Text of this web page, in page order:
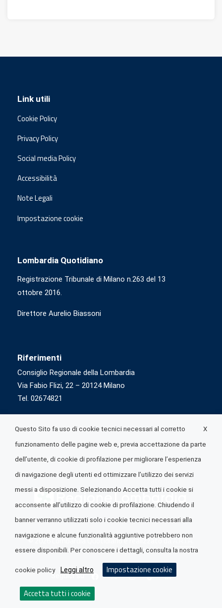
Link utili
Cookie Policy
Privacy Policy
Social media Policy
Accessibilità
Note Legali
Impostazione cookie
Lombardia Quotidiano
Registrazione Tribunale di Milano n.263 del 13
ottobre 2016.
Direttore Aurelio Biassoni
Riferimenti
Consiglio Regionale della Lombardia
Via Fabio Flizi, 22 – 20124 Milano
Tel. 02674821
© 2026 Lombardia Quotidiano è realizzato daA.R.I.A.
Seguici su
X
Questo Sito fa uso di cookie tecnici necessari al corretto
funzionamento delle pagine web e, previa accettazione da parte
dell’utente, di cookie di profilazione per migliorare l’esperienza
di navigazione degli utenti ed ottimizzare l’utilizzo dei servizi
messi a disposizione. Selezionando Accetta tutti i cookie si
acconsente all’utilizzo di cookie di profilazione. Chiudendo il
banner verranno utilizzati solo i cookie tecnici necessari alla
navigazione e alcune funzionalità aggiuntive potrebbero non
essere disponibili. Per conoscere i dettagli, consulta la nostra
cookie policy Leggi altro Impostazione cookie
Accetta tutti i cookie